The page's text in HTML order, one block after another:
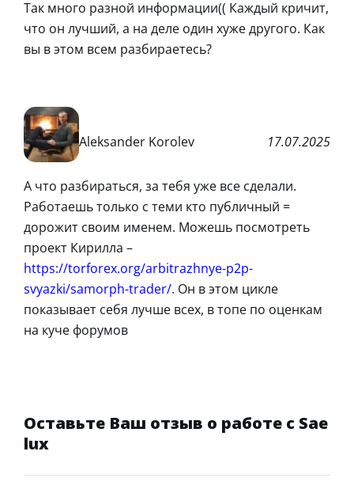
Так много разной информации(( Каждый кричит,
что он лучший, а на деле один хуже другого. Как
вы в этом всем разбираетесь?
Aleksander Korolev 17.07.2025
А что разбираться, за тебя уже все сделали.
Работаешь только с теми кто публичный =
дорожит своим именем. Можешь посмотреть
проект Кирилла –
https://torforex.org/arbitrazhnye-p2p-
svyazki/samorph-trader/. Он в этом цикле
показывает себя лучше всех, в топе по оценкам
на куче форумов
Оставьте Ваш отзыв о работе с Sae
lux